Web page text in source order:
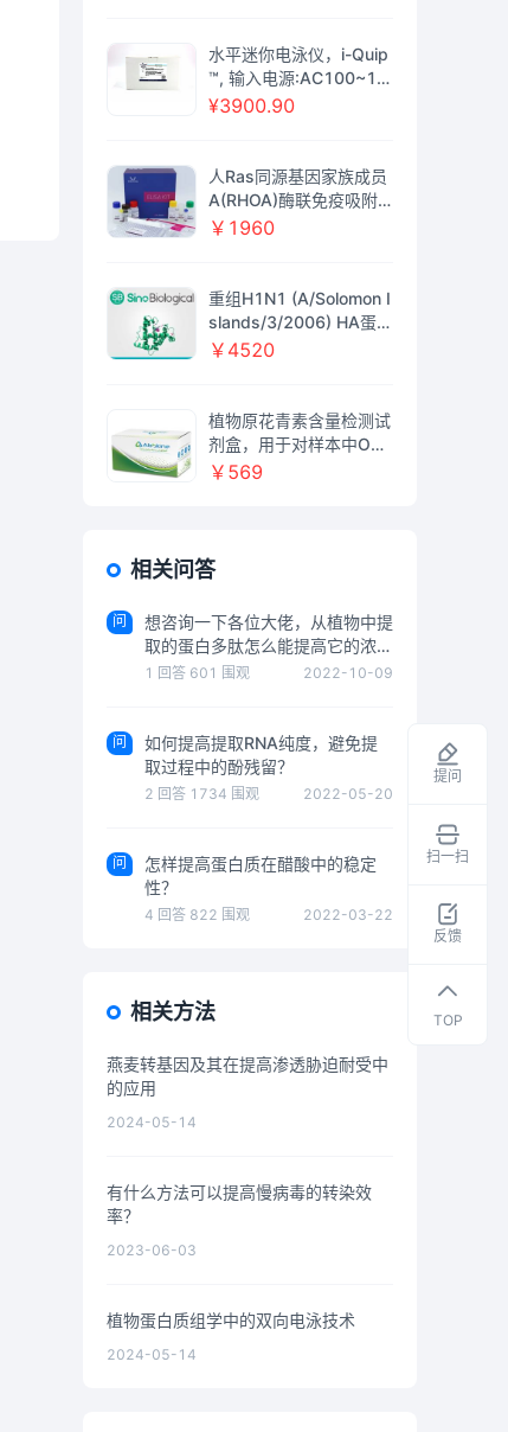
水平迷你电泳仪，i-Quip
™, 输入电源:AC100~11
0V或AC200～240V(配
寸(W×D×H):120mm×1
10mm×45mm;缓冲液容
积:250ml-300ml;外形尺
时范围:0～99min
¥3900.90
人Ras同源基因家族成员
A(RHOA)酶联免疫吸附
检测试剂盒
￥1960
重组H1N1 (A/Solomon I
slands/3/2006) HA蛋白
(His标签)（HEK293细胞
￥4520
植物原花青素含量检测试
剂盒，用于对样本中OPC
含量检测，OPC Assay
￥569
相关问答
问
想咨询一下各位大佬，从植物中提
取的蛋白多肽怎么能提高它的浓度
了，
1 回答 601 围观 2022-10-09
问
如何提高提取RNA纯度，避免提
取过程中的酚残留？
2 回答 1734 围观 2022-05-20
问
怎样提高蛋白质在醋酸中的稳定
性？
4 回答 822 围观 2022-03-22
相关方法
燕麦转基因及其在提高渗透胁迫耐受中
的应用
2024-05-14
有什么方法可以提高慢病毒的转染效
率？
2023-06-03
植物蛋白质组学中的双向电泳技术
2024-05-14
提问
扫一扫
取
干
资
料
反馈
TOP